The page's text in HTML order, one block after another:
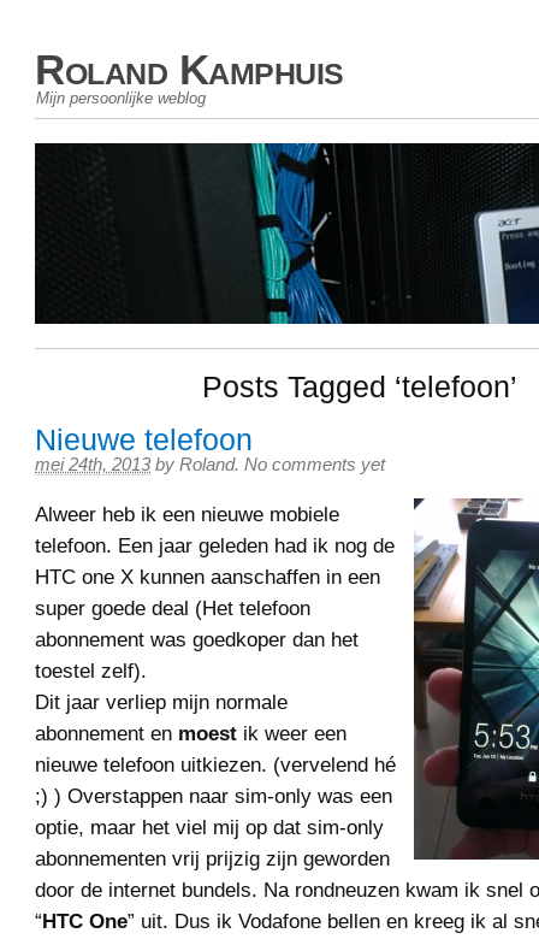
Roland Kamphuis
Mijn persoonlijke weblog
Posts Tagged ‘telefoon’
Nieuwe telefoon
mei 24th, 2013 by Roland. No comments yet
Alweer heb ik een nieuwe mobiele
telefoon. Een jaar geleden had ik nog de
HTC one X kunnen aanschaffen in een
super goede deal (Het telefoon
abonnement was goedkoper dan het
toestel zelf).
Dit jaar verliep mijn normale
abonnement en moest ik weer een
nieuwe telefoon uitkiezen. (vervelend hé
;) ) Overstappen naar sim-only was een
optie, maar het viel mij op dat sim-only
abonnementen vrij prijzig zijn geworden
door de internet bundels. Na rondneuzen kwam ik snel
“HTC One” uit. Dus ik Vodafone bellen en kreeg ik al